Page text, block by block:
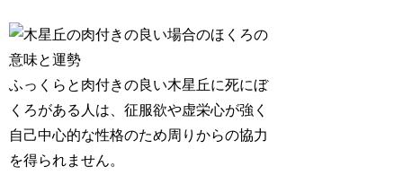
ふっくらと肉付きの良い木星丘に死にぼ
くろがある人は、征服欲や虚栄心が強く
自己中心的な性格のため周りからの協力
を得られません。